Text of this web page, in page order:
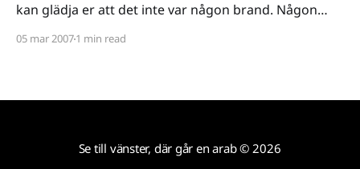
kan glädja er att det inte var någon brand. Någon
halvfyra på morgonen och råkat somna. Det som förr
05 mar 20071 min read
Se till vänster, där går en arab© 2026